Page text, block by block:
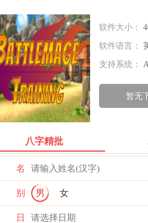
软件大小：
软件语言：
支持系统：
暂无
八字精批
名
别 男 女
日